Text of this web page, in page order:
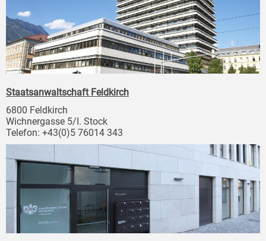
Staatsanwaltschaft Feldkirch
6800 Feldkirch
Wichnergasse 5/I. Stock
Telefon: +43(0)5 76014 343